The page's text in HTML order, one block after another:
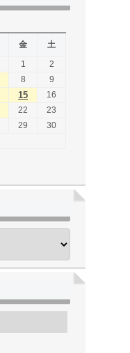
金
土
1
2
8
9
15
16
22
23
29
30